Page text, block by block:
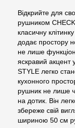
Відкрийте для
рушником
класичну
додає простору
не лише
яскравий акцент
STYLE легко
кухонного
рушник не лише
на дотик. Він
збереже свій
шириною 50 см